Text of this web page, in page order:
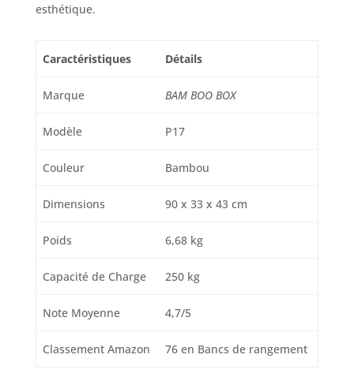
banc lit, banc
banquette entree,
banc d'entrée
esthétique.
Caractéristiques Détails
Marque BAM BOO BOX
Modèle P17
Couleur Bambou
Dimensions 90 x 33 x 43 cm
Poids 6,68 kg
Capacité de Charge 250 kg
Note Moyenne 4,7/5
Classement Amazon 76 en Bancs de rangement